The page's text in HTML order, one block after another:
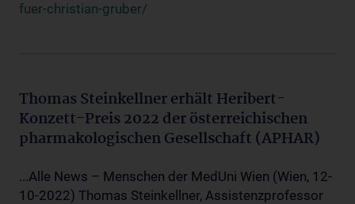
fuer-christian-gruber/
Thomas Steinkellner erhält Heribert-
Konzett-Preis 2022 der österreichischen
pharmakologischen Gesellschaft (APHAR)
...Alle News – Menschen der MedUni Wien (Wien, 12-
10-2022) Thomas Steinkellner, Assistenzprofessor